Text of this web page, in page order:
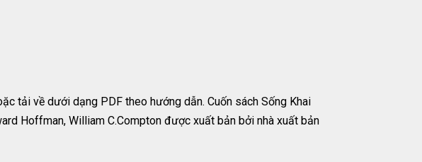
tải về dưới dạng PDF theo hướng dẫn. Cuốn sách Sống Khai
Hoffman, William C.Compton được xuất bản bởi nhà xuất bản